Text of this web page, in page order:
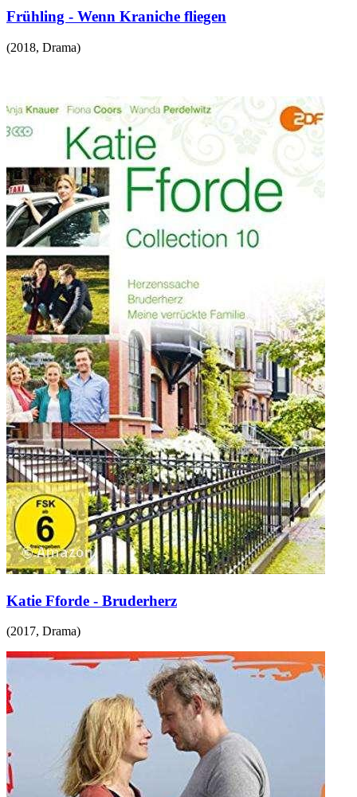
Frühling - Wenn Kraniche fliegen
(2018, Drama)
Katie Fforde - Bruderherz
(2017, Drama)